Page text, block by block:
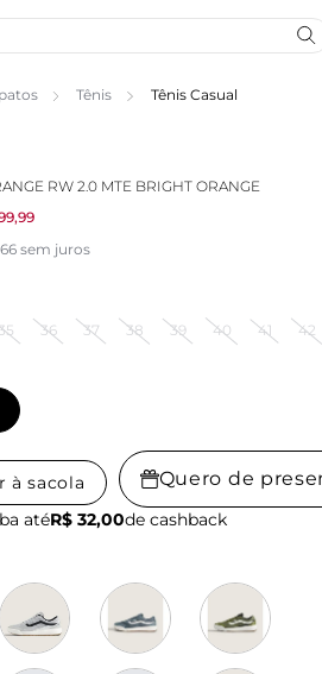
Tênis Tênis Casual
RW 2.0 MTE BRIGHT ORANGE
sem juros
36 37 38 39 40 41 42
à sacola Quero de
atéR$ 32,00de cashback